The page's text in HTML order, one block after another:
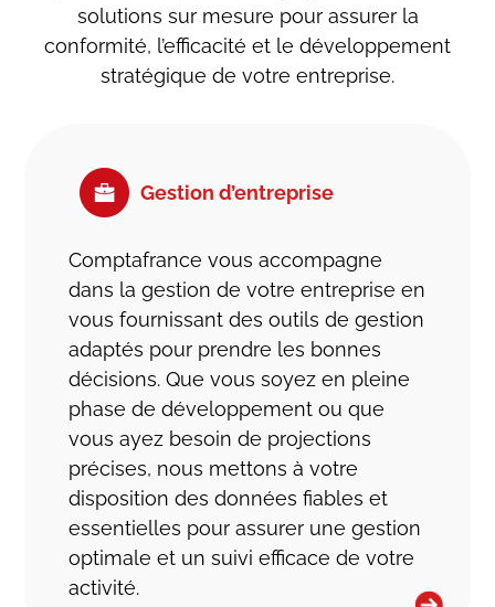
solutions sur mesure pour assurer la
conformité, l’efficacité et le développement
stratégique de votre entreprise.
Gestion d’entreprise
Comptafrance vous accompagne
dans la gestion de votre entreprise en
vous fournissant des outils de gestion
adaptés pour prendre les bonnes
décisions. Que vous soyez en pleine
phase de développement ou que
vous ayez besoin de projections
précises, nous mettons à votre
disposition des données fiables et
essentielles pour assurer une gestion
optimale et un suivi efficace de votre
activité.